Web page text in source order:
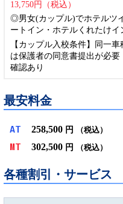
13,750円（税込）
◎男女(カップル)でホテルツ
ートイン・ホテルくれたけイ
【カップル入校条件】同一
は保護者の同意書提出が必
確認あり
最安料金
AT 258,500 円 （税込）
MT 302,500 円 （税込）
各種割引・サービス